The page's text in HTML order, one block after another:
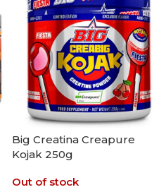
Big Creatina Creapure
Kojak 250g
Out of stock